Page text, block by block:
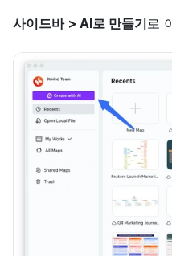
사이드바 > AI로 만들기 로